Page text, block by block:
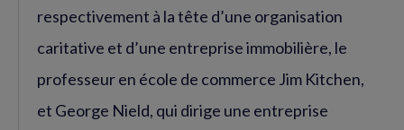
respectivement à la tête d’une organisation
caritative et d’une entreprise immobilière, le
professeur en école de commerce Jim Kitchen,
et George Nield, qui dirige une entreprise